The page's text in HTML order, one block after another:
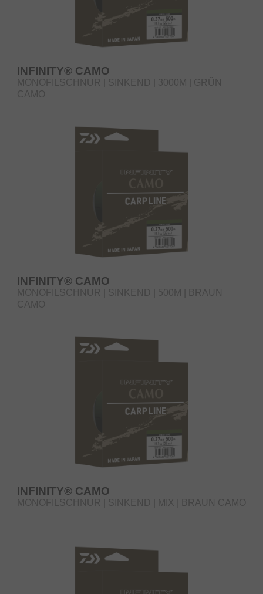
INFINITY® CAMO
MONOFILSCHNUR | SINKEND | 3000M | GRÜN
CAMO
INFINITY® CAMO
MONOFILSCHNUR | SINKEND | 500M | BRAUN
CAMO
INFINITY® CAMO
MONOFILSCHNUR | SINKEND | MIX | BRAUN CAMO